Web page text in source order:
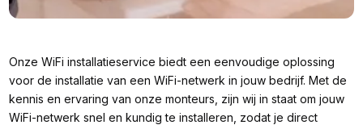
Onze WiFi installatieservice biedt een eenvoudige oplossing
voor de installatie van een WiFi-netwerk in jouw bedrijf. Met de
kennis en ervaring van onze monteurs, zijn wij in staat om jouw
WiFi-netwerk snel en kundig te installeren, zodat je direct